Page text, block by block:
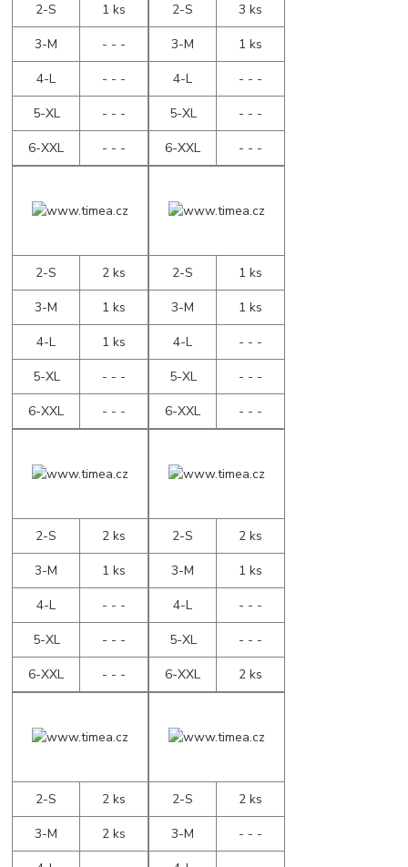
2-S
1 ks
3-M
- - -
4-L
- - -
5-XL
- - -
6-XXL
- - -
2-S
3 ks
3-M
1 ks
4-L
- - -
5-XL
- - -
6-XXL
- - -
2-S
2 ks
3-M
1 ks
4-L
1 ks
5-XL
- - -
6-XXL
- - -
2-S
1 ks
3-M
1 ks
4-L
- - -
5-XL
- - -
6-XXL
- - -
2-S
2 ks
3-M
1 ks
4-L
- - -
5-XL
- - -
6-XXL
- - -
2-S
2 ks
3-M
1 ks
4-L
- - -
5-XL
- - -
6-XXL
2 ks
2-S
2 ks
3-M
2 ks
2-S
2 ks
3-M
- - -